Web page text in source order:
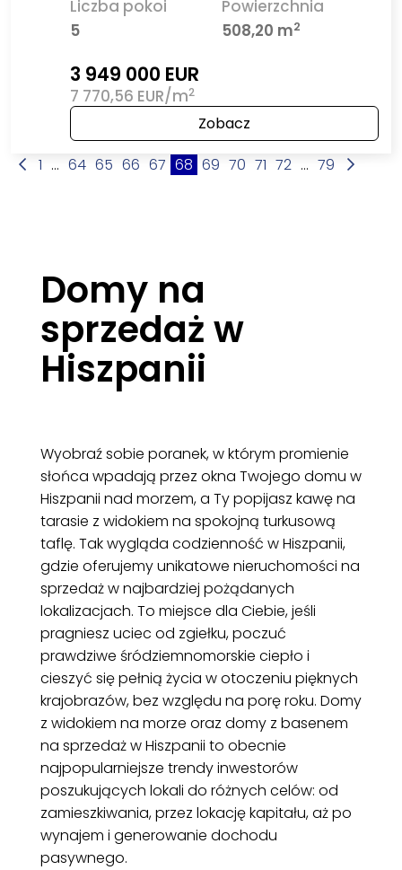
Liczba pokoi
5
Powierzchnia
508,20 m2
3 949 000 EUR
7 770,56 EUR/m2
Zobacz
1 ... 64 65 66 67 68 69 70 71 72 ... 79
Domy na
sprzedaż w
Hiszpanii
Wyobraź sobie poranek, w którym promienie
słońca wpadają przez okna Twojego domu w
Hiszpanii nad morzem, a Ty popijasz kawę na
tarasie z widokiem na spokojną turkusową
taflę. Tak wygląda codzienność w Hiszpanii,
gdzie oferujemy unikatowe nieruchomości na
sprzedaż w najbardziej pożądanych
lokalizacjach. To miejsce dla Ciebie, jeśli
pragniesz uciec od zgiełku, poczuć
prawdziwe śródziemnomorskie ciepło i
cieszyć się pełnią życia w otoczeniu pięknych
krajobrazów, bez względu na porę roku. Domy
z widokiem na morze oraz domy z basenem
na sprzedaż w Hiszpanii to obecnie
najpopularniejsze trendy inwestorów
poszukujących lokali do różnych celów: od
zamieszkiwania, przez lokację kapitału, aż po
wynajem i generowanie dochodu
pasywnego.